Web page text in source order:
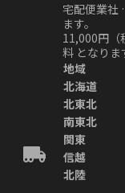
宅配便業社
ます。
11,000円（
料 となりま
地域
北海道
北東北
南東北
関東
信越
北陸